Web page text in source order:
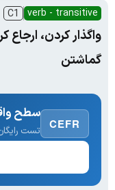
verb - transitive
C1
واگذار کردن،
گماشتن
CEFR
سطح
تست رایگان · ۳۰ سوال ·